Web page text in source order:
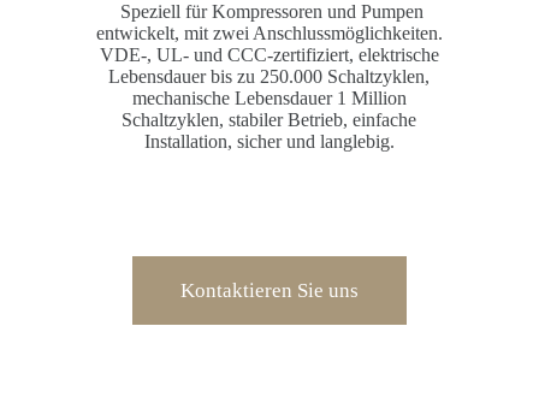
Speziell für Kompressoren und Pumpen
entwickelt, mit zwei Anschlussmöglichkeiten.
VDE-, UL- und CCC-zertifiziert, elektrische
Lebensdauer bis zu 250.000 Schaltzyklen,
mechanische Lebensdauer 1 Million
Schaltzyklen, stabiler Betrieb, einfache
Installation, sicher und langlebig.
Kontaktieren Sie uns